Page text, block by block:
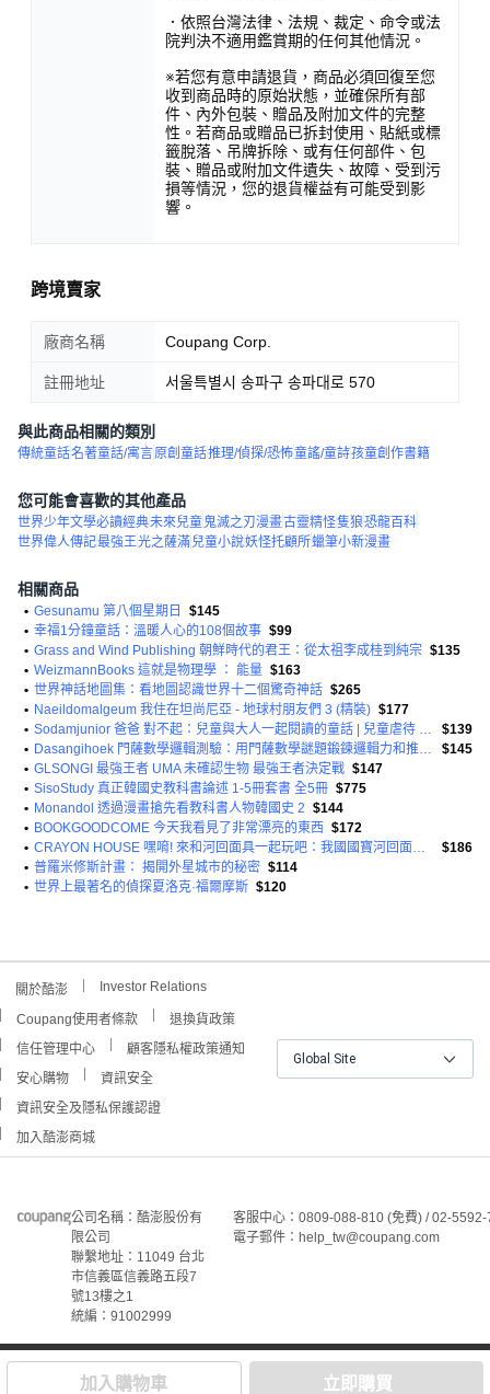
加入購物車 立即購買
．依照台灣法律、法規、裁定、命令或法
院判決不適用鑑賞期的任何其他情況。
※若您有意申請退貨，商品必須回復至您
收到商品時的原始狀態，並確保所有部
件、內外包裝、贈品及附加文件的完整
性。若商品或贈品已拆封使用、貼紙或標
籤脫落、吊牌拆除、或有任何部件、包
裝、贈品或附加文件遺失、故障、受到污
損等情況，您的退貨權益有可能受到影
響。
跨境賣家
廠商名稱 Coupang Corp.
註冊地址 서울특별시 송파구 송파대로 570
與此商品相關的類別
傳統童話名著童話/寓言原創童話推理/偵探/恐怖童謠/童詩孩童創作書籍
您可能會喜歡的其他產品
世界少年文學必讀經典未來兒童鬼滅之刃漫畫古靈精怪隻狼恐龍百科
世界偉人傳記最強王光之薩滿 兒童小說妖怪托顧所蠟筆小新漫畫
相關商品
• Gesunamu 第八個星期日
$145
• 幸福1分鐘童話：溫暖人心的108個故事 $99
• Grass and Wind Publishing 朝鮮時代的君王：從太祖李成桂到純宗 $135
• WeizmannBooks 這就是物理學 ： 能量 $163
• 世界神話地圖集：看地圖認識世界十二個驚奇神話 $265
• Naeildomalgeum 我住在坦尚尼亞 - 地球村朋友們 3 (精裝) $177
•
Sodamjunior 爸爸 對不起：兒童與大人一起閱讀的童話 | 兒童虐待 家庭暴力
$139
•
Dasangihoek 門薩數學邏輯測驗：用門薩數學謎題鍛鍊邏輯力和推理力!
$145
• GLSONGI 最強王者 UMA 未確認生物 最強王者決定戰 $147
• SisoStudy 真正韓國史教科書論述 1-5冊套書 全5冊 $775
• Monandol 透過漫畫搶先看教科書人物韓國史 2 $144
• BOOKGOODCOME 今天我看見了非常漂亮的東西 $172
•
CRAYON HOUSE 嘿唷! 來和河回面具一起玩吧：我國國寶河回面具與世界文化遺產河回村的故事
$186
• 普羅米修斯計畫： 揭開外星城市的秘密 $114
• 世界上最著名的偵探夏洛克·福爾摩斯 $120
關於酷澎 Investor Relations
Coupang使用者條款
退換貨政策
信任管理中心
顧客隱私權政策通知
安心購物
資訊安全
資訊安全及隱私保護認證
加入酷澎商城
Global Site
公司名稱：酷澎股份有
限公司
聯繫地址：11049 台北
市信義區信義路五段7
號13樓之1
統編：91002999
客服中心：0809-088-810 (免費) / 02-
電子郵件：help_tw@coupang.com
©Coupang Taiwan Co., Ltd. 保留所有權利。
本網站上顯示的所有商標、標誌和服務標誌均為酷澎股份有
限公司和/或其在美國和其他國家/地區註冊之關聯公司之所